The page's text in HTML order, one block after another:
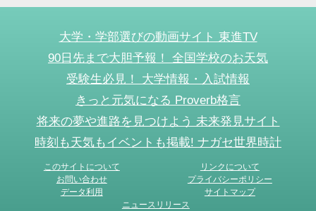
大学・学部選びの動画サイト 東進TV
90日先まで大胆予報！ 全国学校のお天気
受験生必見！ 大学情報・入試情報
きっと元気になる Proverb格言
将来の夢や進路を見つけよう 未来発見サイト
時刻も天気もイベントも掲載! ナガセ世界時計
このサイトについて
リンクについて
お問い合わせ
プライバシーポリシー
データ利用
サイトマップ
ニュースリリース